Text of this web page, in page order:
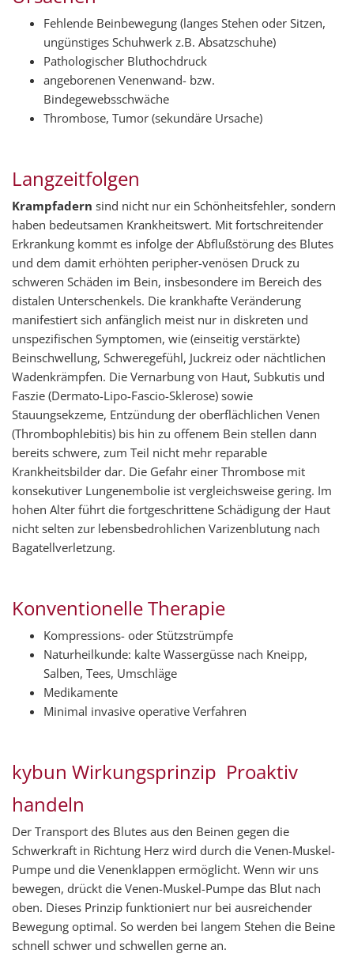
Fehlende Beinbewegung (langes Stehen oder Sitzen,
ungünstiges Schuhwerk z.B. Absatzschuhe)
Pathologischer Bluthochdruck
angeborenen Venenwand- bzw.
Bindegewebsschwäche
Thrombose, Tumor (sekundäre Ursache)
Langzeitfolgen
Krampfadern sind nicht nur ein Schönheitsfehler, sondern
haben bedeutsamen Krankheitswert. Mit fortschreitender
Erkrankung kommt es infolge der Abflußstörung des Blutes
und dem damit erhöhten peripher-venösen Druck zu
schweren Schäden im Bein, insbesondere im Bereich des
distalen Unterschenkels. Die krankhafte Veränderung
manifestiert sich anfänglich meist nur in diskreten und
unspezifischen Symptomen, wie (einseitig verstärkte)
Beinschwellung, Schweregefühl, Juckreiz oder nächtlichen
Wadenkrämpfen. Die Vernarbung von Haut, Subkutis und
Faszie (Dermato-Lipo-Fascio-Sklerose) sowie
Stauungsekzeme, Entzündung der oberflächlichen Venen
(Thrombophlebitis) bis hin zu offenem Bein stellen dann
bereits schwere, zum Teil nicht mehr reparable
Krankheitsbilder dar. Die Gefahr einer Thrombose mit
konsekutiver Lungenembolie ist vergleichsweise gering. Im
hohen Alter führt die fortgeschrittene Schädigung der Haut
nicht selten zur lebensbedrohlichen Varizenblutung nach
Bagatellverletzung.
Konventionelle Therapie
Kompressions- oder Stützstrümpfe
Naturheilkunde: kalte Wassergüsse nach Kneipp,
Salben, Tees, Umschläge
Medikamente
Minimal invasive operative Verfahren
kybun Wirkungsprinzip  Proaktiv
handeln
Der Transport des Blutes aus den Beinen gegen die
Schwerkraft in Richtung Herz wird durch die Venen-Muskel-
Pumpe und die Venenklappen ermöglicht. Wenn wir uns
bewegen, drückt die Venen-Muskel-Pumpe das Blut nach
oben. Dieses Prinzip funktioniert nur bei ausreichender
Bewegung optimal. So werden bei langem Stehen die Beine
schnell schwer und schwellen gerne an.